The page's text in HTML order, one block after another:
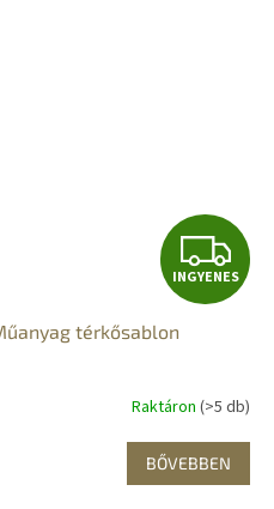
I
N
Y
E
INGYENES
térkősablon
Raktáron (>5 db)
BŐVEBBEN